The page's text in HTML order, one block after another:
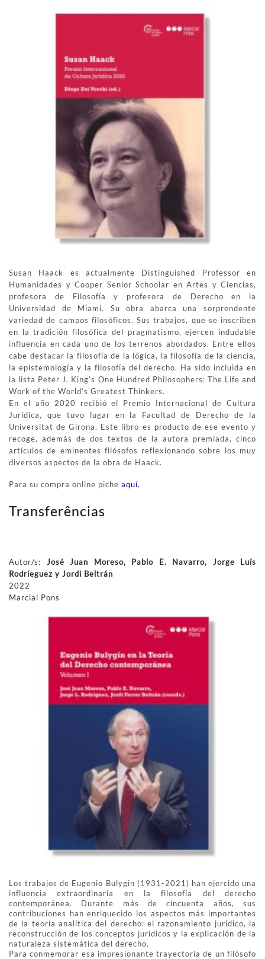
Susan Haack es actualmente Distinguished Professor en
Humanidades y Cooper Senior Schoolar en Artes y Ciencias,
profesora de Filosofía y profesora de Derecho en la
Universidad de Miami. Su obra abarca una sorprendente
variedad de campos filosóficos. Sus trabajos, que se inscriben
en la tradición filosófica del pragmatismo, ejercen indudable
influencia en cada uno de los terrenos abordados. Entre ellos
cabe destacar la filosofía de la lógica, la filosofía de la ciencia,
la epistemología y la filosofía del derecho. Ha sido incluida en
la lista Peter J. King’s One Hundred Philosophers: The Life and
Work of the World’s Greatest Thinkers.
En el año 2020 recibió el Premio Internacional de Cultura
Jurídica, que tuvo lugar en la Facultad de Derecho de la
Universitat de Girona. Este libro es producto de ese evento y
recoge, además de dos textos de la autora premiada, cinco
artículos de eminentes filósofos reflexionando sobre los muy
diversos aspectos de la obra de Haack.
Para su compra online piche aquí.
Transferências
Autor/s: José Juan Moreso, Pablo E. Navarro, Jorge Luís
Rodríeguez y Jordi Beltrán
2022
Marcial Pons
Los trabajos de Eugenio Bulygin (1931-2021) han ejercido una
influencia extraordinaria en la filosofía del derecho
contemporánea. Durante más de cincuenta años, sus
contribuciones han enriquecido los aspectos más importantes
de la teoría analítica del derecho: el razonamiento jurídico, la
reconstrucción de los conceptos jurídicos y la explicación de la
naturaleza sistemática del derecho.
Para conmemorar esa impresionante trayectoria de un filósofo